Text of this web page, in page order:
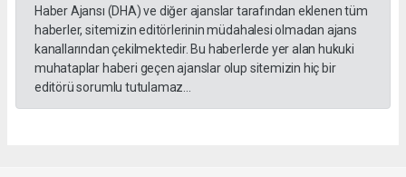
Haber Ajansı (DHA) ve diğer ajanslar tarafından eklenen tüm
haberler, sitemizin editörlerinin müdahalesi olmadan ajans
kanallarından çekilmektedir. Bu haberlerde yer alan hukuki
muhataplar haberi geçen ajanslar olup sitemizin hiç bir
editörü sorumlu tutulamaz...